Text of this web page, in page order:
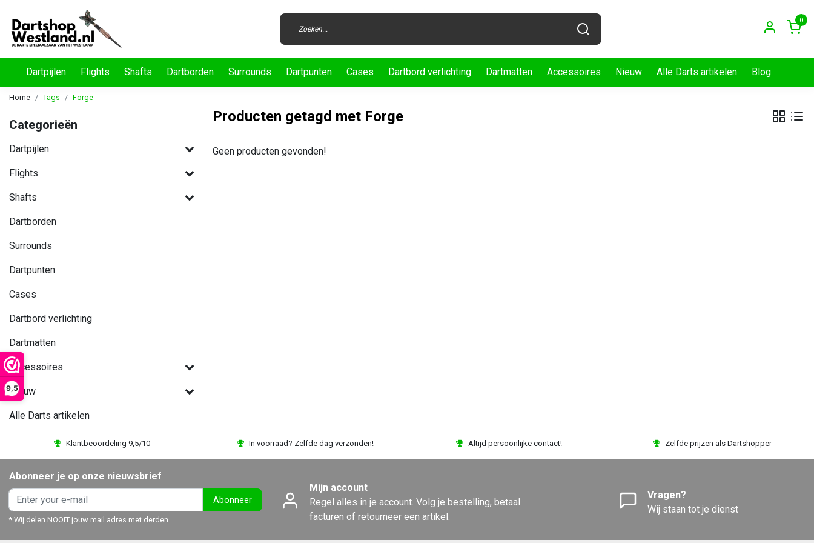
9,5
0
Dartpijlen Flights Shafts Dartborden Surrounds Dartpunten Cases Dartbord verlichting Dartmatten Accessoires Nieuw Alle Darts artikelen Blog
Home Tags Forge
Categorieën
Dartpijlen
Flights
Shafts
Dartborden
Surrounds
Dartpunten
Cases
Dartbord verlichting
Dartmatten
Accessoires
Nieuw
Alle Darts artikelen
Producten getagd met Forge
Geen producten gevonden!
Klantbeoordeling 9,5/10 In voorraad? Zelfde dag verzonden! Altijd persoonlijke contact! Zelfde prijzen als Dartshopper
Abonneer je op onze nieuwsbrief
Abonneer
* Wij delen NOOIT jouw mail adres met derden.
Mijn account
Regel alles in je account. Volg je bestelling, betaal
facturen of retourneer een artikel.
Vragen?
Wij staan tot je dienst